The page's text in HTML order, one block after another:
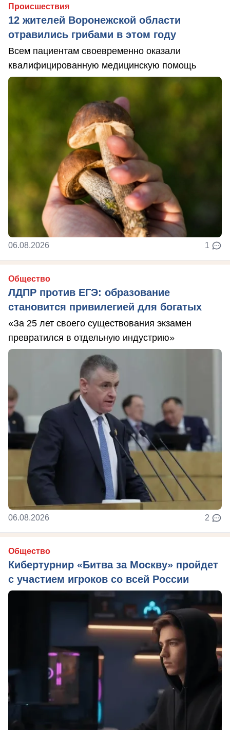
Происшествия
12 жителей Воронежской области
отравились грибами в этом году
Всем пациентам своевременно оказали
квалифицированную медицинскую помощь
06.08.2026 1
Общество
ЛДПР против ЕГЭ: образование
становится привилегией для богатых
«За 25 лет своего существования экзамен
превратился в отдельную индустрию»
06.08.2026 2
Общество
Кибертурнир «Битва за Москву» пройдет
с участием игроков со всей России